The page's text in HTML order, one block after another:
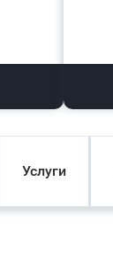
Услуги